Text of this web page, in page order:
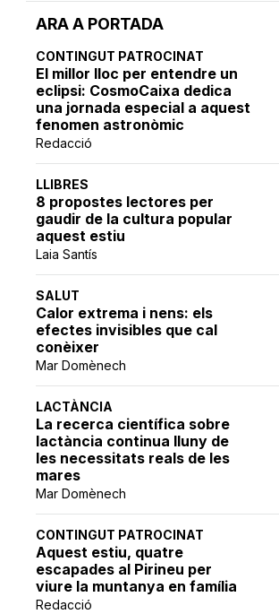
ARA A PORTADA
CONTINGUT PATROCINAT
El millor lloc per entendre un
eclipsi: CosmoCaixa dedica
una jornada especial a aquest
fenomen astronòmic
Redacció
LLIBRES
8 propostes lectores per
gaudir de la cultura popular
aquest estiu
Laia Santís
SALUT
Calor extrema i nens: els
efectes invisibles que cal
conèixer
Mar Domènech
LACTÀNCIA
La recerca científica sobre
lactància continua lluny de
les necessitats reals de les
mares
Mar Domènech
CONTINGUT PATROCINAT
Aquest estiu, quatre
escapades al Pirineu per
viure la muntanya en família
Redacció